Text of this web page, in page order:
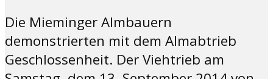
Die Mieminger Almbauern
demonstrierten mit dem Almabtrieb
Geschlossenheit. Der Viehtrieb am